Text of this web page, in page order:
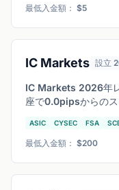
説します。
最低入金額： $5
IC Markets 設立
IC Markets 2026年
座で0.0pipsからの
求めるスキャルパー
す。
ASIC CYSEC FSA
最低入金額： $200